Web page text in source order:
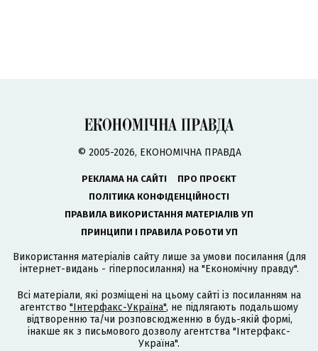
© 2005-2026, ЕКОНОМІЧНА ПРАВДА
РЕКЛАМА НА САЙТІ
ПРО ПРОЄКТ
ПОЛІТИКА КОНФІДЕНЦІЙНОСТІ
ПРАВИЛА ВИКОРИСТАННЯ МАТЕРІАЛІВ УП
ПРИНЦИПИ І ПРАВИЛА РОБОТИ УП
Використання матеріалів сайту лише за умови посилання (для
інтернет-видань - гіперпосилання) на "Економічну правду".
Всі матеріали, які розміщені на цьому сайті із посиланням на
агентство "Інтерфакс-Україна", не підлягають подальшому
відтворенню та/чи розповсюдженню в будь-якій формі,
інакше як з письмового дозволу агентства "Інтерфакс-
Україна".